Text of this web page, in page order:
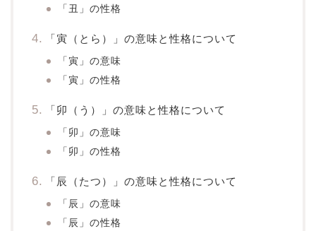
「丑」の性格
「寅（とら）」の意味と性格について
「寅」の意味
「寅」の性格
「卯（う）」の意味と性格について
「卯」の意味
「卯」の性格
「辰（たつ）」の意味と性格について
「辰」の意味
「辰」の性格